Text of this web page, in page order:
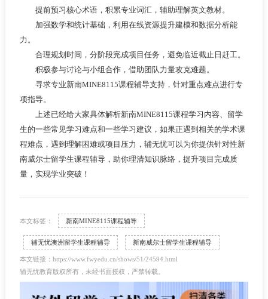
提前预习核心术语，积累专业词汇，辅助理解英文教材。
加强数学和统计基础，利用在线资源提升建模和数据分析能
力。
合理规划时间，分阶段完成项目任务，避免临近截止日赶工。
积极参与讨论与小组合作，借助团队力量攻克难题。
寻求专业新南MINE8115课程辅导支持，针对重点难点进行专
项指导。
上述已经给大家具体解析新南MINE8115课程学习内容、留学
生的一些常见学习难点和一些学习建议，如果正遇到相关的学术课
程难点，遇到理解困难或项目压力，辅无忧可以为你提供针对性新
南威尔士留学生课程辅导，助你理清知识脉络，提升项目完成质
量，实现学业突破！
本文标签： 新南MINE8115课程辅导
辅无忧澳洲留学生课程辅导 新南威尔士留学生课程辅导
本文链接：https://www.fwyedu.cn/shows/51/24594.html
辅无忧教育版权所有，未经书面授权，严禁转载。